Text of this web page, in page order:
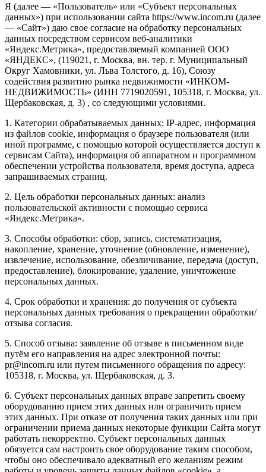
Я (далее — «Пользователь» или «Субъект персональных
данных») при использовании сайта https://www.incom.ru (далее
— «Сайт») даю свое согласие на обработку персональных
данных посредством сервисом веб-аналитики
«Яндекс.Метрика», предоставляемый компанией ООО
«ЯНДЕКС», (119021, г. Москва, вн. тер. г. Муниципальный
Округ Хамовники, ул. Льва Толстого, д. 16), Союзу
содействия развитию рынка недвижимости «ИНКОМ-
НЕДВИЖИМОСТЬ» (ИНН 7719020591, 105318, г. Москва, ул.
Щербаковская, д. 3) , со следующими условиями.
1. Категории обрабатываемых данных: IP-адрес, информация
из файлов cookie, информация о браузере пользователя (или
иной программе, с помощью которой осуществляется доступ к
сервисам Сайта), информация об аппаратном и программном
обеспечении устройства пользователя, время доступа, адреса
запрашиваемых страниц.
2. Цель обработки персональных данных: анализ
пользовательской активности с помощью сервиса
«Яндекс.Метрика».
3. Способы обработки: сбор, запись, систематизация,
накопление, хранение, уточнение (обновление, изменение),
извлечение, использование, обезличивание, передача (доступ,
предоставление), блокирование, удаление, уничтожение
персональных данных.
4. Срок обработки и хранения: до получения от субъекта
персональных данных требования о прекращении обработки/
отзыва согласия.
5. Способ отзыва: заявление об отзыве в письменном виде
путём его направления на адрес электронной почты:
pr@incom.ru или путем письменного обращения по адресу:
105318, г. Москва, ул. Щербаковская, д. 3.
6. Субъект персональных данных вправе запретить своему
оборудованию прием этих данных или ограничить прием
этих данных. При отказе от получения таких данных или при
ограничении приема данных некоторые функции Сайта могут
работать некорректно. Субъект персональных данных
обязуется сам настроить свое оборудование таким способом,
чтобы оно обеспечивало адекватный его желаниям режим